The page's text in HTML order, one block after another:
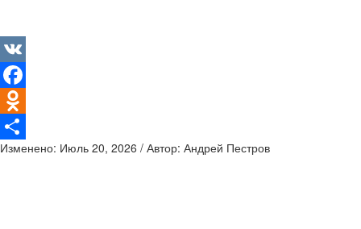
VK
Facebook
Odnoklassniki
Отправить
Изменено: Июль 20, 2026 / Автор: Андрей Пестров